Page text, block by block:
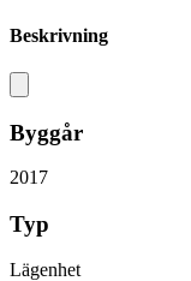
Beskrivning
Byggår
2017
Typ
Lägenhet